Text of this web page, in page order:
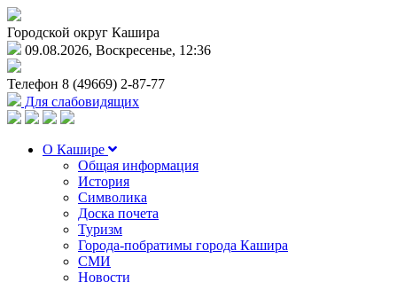
Городской округ Кашира
09.08.2026, Воскресенье, 12:36
Телефон 8 (49669) 2-87-77
Для слабовидящих
О Кашире
Общая информация
История
Символика
Доска почета
Туризм
Города-побратимы города Кашира
СМИ
Новости